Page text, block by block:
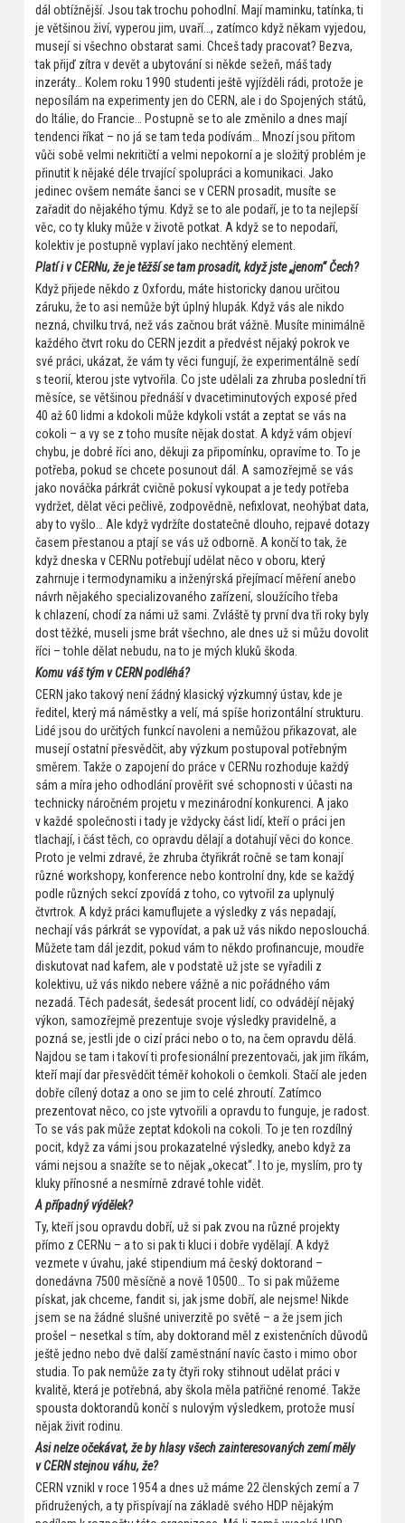
dál obtížnější. Jsou tak trochu pohodlní. Mají maminku, tatínka, ti
je většinou živí, vyperou jim, uvaří…, zatímco když někam vyjedou,
musejí si všechno obstarat sami. Chceš tady pracovat? Bezva,
tak přijď zítra v devět a ubytování si někde sežeň, máš tady
inzeráty… Kolem roku 1990 studenti ještě vyjížděli rádi, protože je
neposílám na experimenty jen do CERN, ale i do Spojených států,
do Itálie, do Francie… Postupně se to ale změnilo a dnes mají
tendenci říkat – no já se tam teda podívám… Mnozí jsou přitom
vůči sobě velmi nekritičtí a velmi nepokorní a je složitý problém je
přinutit k nějaké déle trvající spolupráci a komunikaci. Jako
jedinec ovšem nemáte šanci se v CERN prosadit, musíte se
zařadit do nějakého týmu. Když se to ale podaří, je to ta nejlepší
věc, co ty kluky může v životě potkat. A když se to nepodaří,
kolektiv je postupně vyplaví jako nechtěný element.
Platí i v CERNu, že je těžší se tam prosadit, když jste „jenom“ Čech?
Když přijede někdo z Oxfordu, máte historicky danou určitou
záruku, že to asi nemůže být úplný hlupák. Když vás ale nikdo
nezná, chvilku trvá, než vás začnou brát vážně. Musíte minimálně
každého čtvrt roku do CERN jezdit a předvést nějaký pokrok ve
své práci, ukázat, že vám ty věci fungují, že experimentálně sedí
s teorií, kterou jste vytvořila. Co jste udělali za zhruba poslední tři
měsíce, se většinou přednáší v dvacetiminutových exposé před
40 až 60 lidmi a kdokoli může kdykoli vstát a zeptat se vás na
cokoli – a vy se z toho musíte nějak dostat. A když vám objeví
chybu, je dobré říci ano, děkuji za připomínku, opravíme to. To je
potřeba, pokud se chcete posunout dál. A samozřejmě se vás
jako nováčka párkrát cvičně pokusí vykoupat a je tedy potřeba
vydržet, dělat věci pečlivě, zodpovědně, nefixlovat, neohýbat data,
aby to vyšlo… Ale když vydržíte dostatečně dlouho, rejpavé dotazy
časem přestanou a ptají se vás už odborně. A končí to tak, že
když dneska v CERNu potřebují udělat něco v oboru, který
zahrnuje i termodynamiku a inženýrská přejímací měření anebo
návrh nějakého specializovaného zařízení, sloužícího třeba
k chlazení, chodí za námi už sami. Zvláště ty první dva tři roky byly
dost těžké, museli jsme brát všechno, ale dnes už si můžu dovolit
říci – tohle dělat nebudu, na to je mých kluků škoda.
Komu váš tým v CERN podléhá?
CERN jako takový není žádný klasický výzkumný ústav, kde je
ředitel, který má náměstky a velí, má spíše horizontální strukturu.
Lidé jsou do určitých funkcí navoleni a nemůžou přikazovat, ale
musejí ostatní přesvědčit, aby výzkum postupoval potřebným
směrem. Takže o zapojení do práce v CERNu rozhoduje každý
sám a míra jeho odhodlání prověřit své schopnosti v účasti na
technicky náročném projetu v mezinárodní konkurenci. A jako
v každé společnosti i tady je vždycky část lidí, kteří o práci jen
tlachají, i část těch, co opravdu dělají a dotahují věci do konce.
Proto je velmi zdravé, že zhruba čtyřikrát ročně se tam konají
různé workshopy, konference nebo kontrolní dny, kde se každý
podle různých sekcí zpovídá z toho, co vytvořil za uplynulý
čtvrtrok. A když práci kamuflujete a výsledky z vás nepadají,
nechají vás párkrát se vypovídat, a pak už vás nikdo neposlouchá.
Můžete tam dál jezdit, pokud vám to někdo profinancuje, moudře
diskutovat nad kafem, ale v podstatě už jste se vyřadili z
kolektivu, už vás nikdo nebere vážně a nic pořádného vám
nezadá. Těch padesát, šedesát procent lidí, co odvádějí nějaký
výkon, samozřejmě prezentuje svoje výsledky pravidelně, a
pozná se, jestli jde o cizí práci nebo o to, na čem opravdu dělá.
Najdou se tam i takoví ti profesionální prezentovači, jak jim říkám,
kteří mají dar přesvědčit téměř kohokoli o čemkoli. Stačí ale jeden
dobře cílený dotaz a ono se jim to celé zhroutí. Zatímco
prezentovat něco, co jste vytvořili a opravdu to funguje, je radost.
To se vás pak může zeptat kdokoli na cokoli. To je ten rozdílný
pocit, když za vámi jsou prokazatelné výsledky, anebo když za
vámi nejsou a snažíte se to nějak „okecat“. I to je, myslím, pro ty
kluky přínosné a nesmírně zdravé tohle vidět.
A případný výdělek?
Ty, kteří jsou opravdu dobří, už si pak zvou na různé projekty
přímo z CERNu – a to si pak ti kluci i dobře vydělají. A když
vezmete v úvahu, jaké stipendium má český doktorand –
donedávna 7500 měsíčně a nově 10500… To si pak můžeme
pískat, jak chceme, fandit si, jak jsme dobří, ale nejsme! Nikde
jsem se na žádné slušné univerzitě po světě – a že jsem jich
prošel – nesetkal s tím, aby doktorand měl z existenčních důvodů
ještě jedno nebo dvě další zaměstnání navíc často i mimo obor
studia. To pak nemůže za ty čtyři roky stihnout udělat práci v
kvalitě, která je potřebná, aby škola měla patřičné renomé. Takže
spousta doktorandů končí s nulovým výsledkem, protože musí
nějak živit rodinu.
Asi nelze očekávat, že by hlasy všech zainteresovaných zemí měly
v CERN stejnou váhu, že?
CERN vznikl v roce 1954 a dnes už máme 22 členských zemí a 7
přidružených, a ty přispívají na základě svého HDP nějakým